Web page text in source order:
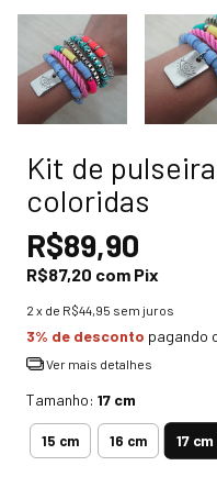
Kit de
coloridas
R$89,90
R$87,20 com Pix
2 x de R$44,95 sem juros
3% de desconto pagando
Ver mais detalhes
Tamanho: 17 cm
15 cm 16 cm 17 cm